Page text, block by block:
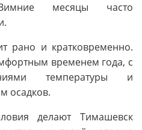
месяцы часто
рано и кратковременно.
временем года, с
температуры и
осадков.
делают Тимашевск